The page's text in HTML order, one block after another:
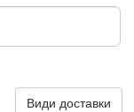
Види доставки